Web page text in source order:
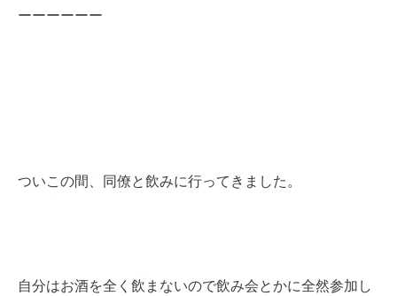
ーーーーーー
ついこの間、同僚と飲みに行ってきました。
自分はお酒を全く飲まないので飲み会とかに全然参加し